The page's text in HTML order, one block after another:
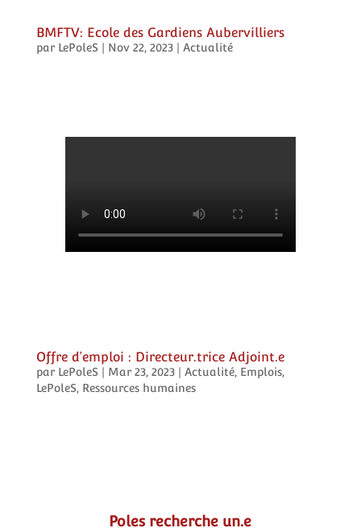
BMFTV: Ecole des Gardiens Aubervilliers
par LePoleS Nov 22, 2023| Actualité
Offre d’emploi : Directeur.trice Adjoint.e
par LePoleS Mar 23, 2023| Actualité, Emplois,
LePoleS, Ressources humaines
Poles recherche un.e